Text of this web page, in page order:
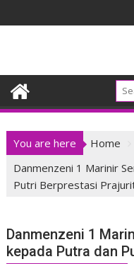
to
You are here Home
Danmenzeni 1 Marinir
Putri Berprestasi
Danmenzeni 1
kepada Putra dan